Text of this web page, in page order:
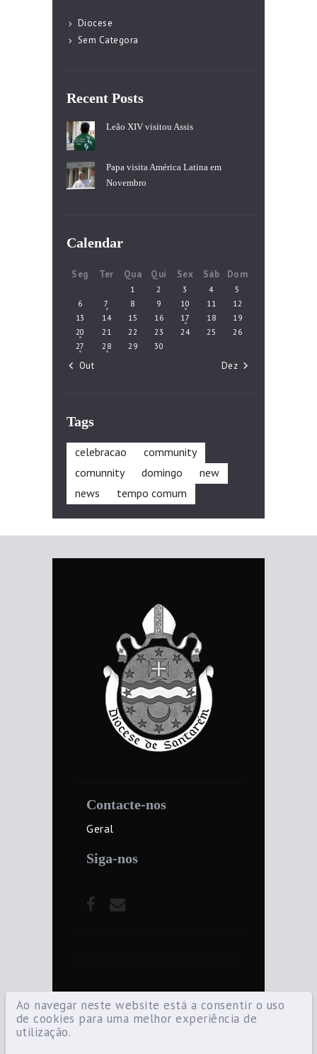
Ao navegar neste website está a consentir o uso
de cookies para uma melhor experiência de
utilização.
Diocese
Sem Categora
Recent Posts
Leão XIV visitou Assis
Papa visita América Latina em
Novembro
Calendar
Seg Ter Qua Qui Sex Sáb Dom
1 2 3 4
5
6
7 8 9 10 11
12
13
14 15 16 17 18
19
20
21 22 23 24 25
26
27
28 29 30
« Out Dez »
Tags
celebracao
community
comunnity
domingo
new
news
tempo comum
Contacte-nos
Geral
Siga-nos
©2021 Diocese de Santarém — Todos os